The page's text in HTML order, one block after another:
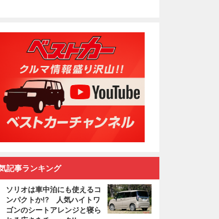
記事ランキング
ソリオは車中泊にも使えるコ
ンパクトか!? 人気ハイトワ
ゴンのシートアレンジと寝ら